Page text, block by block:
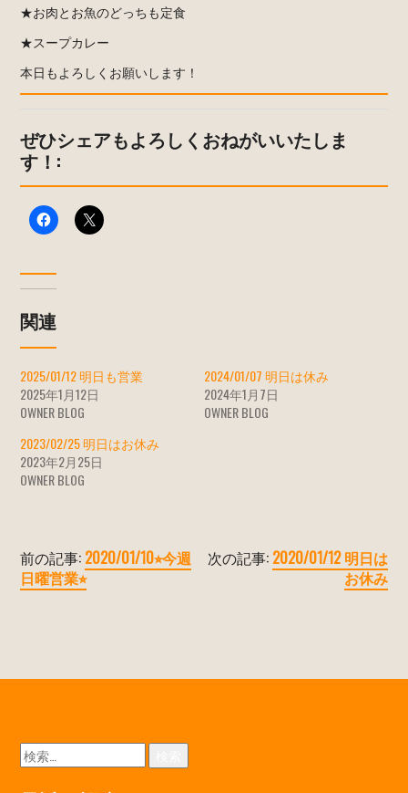
★お肉とお魚のどっちも定食
★スープカレー
本日もよろしくお願いします！
ぜひシェアもよろしくおねがいいたしま
す！:
関連
2025/01/12 明日も営業
2025年1月12日
OWNER BLOG
2024/01/07 明日は休み
2024年1月7日
OWNER BLOG
2023/02/25 明日はお休み
2023年2月25日
OWNER BLOG
前の記事: 2020/01/10⭐︎今週
日曜営業⭐︎
次の記事: 2020/01/12 明日は
お休み
検
索: